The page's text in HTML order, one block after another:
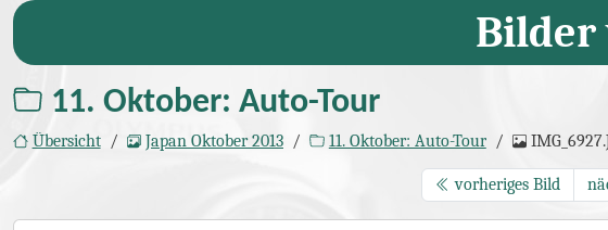
Bilder
11. Oktober: Auto-Tour
Übersicht Japan Oktober 2013 11. Oktober: Auto-Tour
vorheriges Bild